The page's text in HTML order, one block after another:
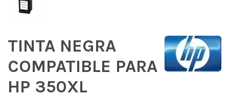
TINTA NEGRA
COMPATIBLE PARA
HP 350XL